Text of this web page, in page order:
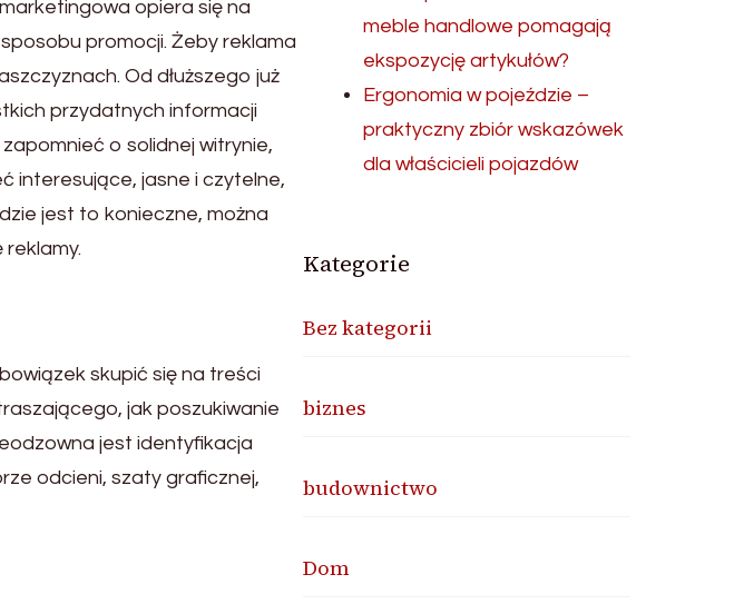
opiera się na
promocji. Żeby reklama
Od dłuższego już
przydatnych informacji
o solidnej witrynie,
interesujące, jasne i czytelne,
jest to konieczne, można
skupić się na treści
jak poszukiwanie
jest identyfikacja
odcieni, szaty graficznej,
meble handlowe pomagają
ekspozycję artykułów?
Ergonomia w pojeździe –
praktyczny zbiór wskazówek
dla właścicieli pojazdów
Kategorie
Bez kategorii
biznes
budownictwo
Dom